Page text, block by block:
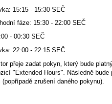
15:15 - 15:30 SEČ
fáze: 15:30 - 22:00 SEČ
- 00:30 SEČ
22:00 - 22:15 SEČ
přeje zadat pokyn, který bude
"Extended Hours". Následně
zrušení daného pokynu).